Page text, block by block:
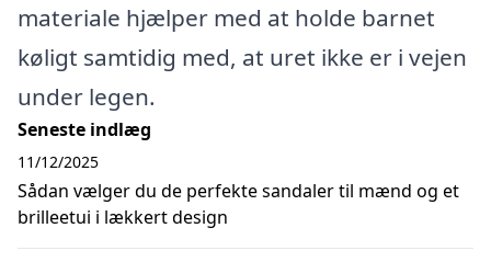
materiale hjælper med at holde barnet
køligt samtidig med, at uret ikke er i vejen
under legen.
Seneste indlæg
Sådan vælger du de perfekte sandaler til mænd og et
brilleetui i lækkert design
11/12/2025